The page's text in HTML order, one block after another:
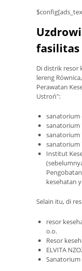
fasilitas
Di distrik resor
lereng
Perawatan
Ustroń":
sanatorium
sanatorium
sanatorium
sanatorium
Institut
kesehatan
Selain itu, di
resor
o.o.
Resor
ELVITA
Sanatorium